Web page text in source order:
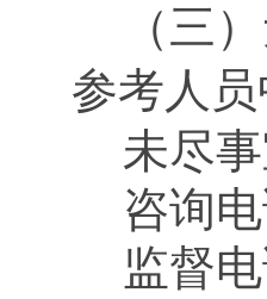
（三
参考人
未尽
咨询
监督